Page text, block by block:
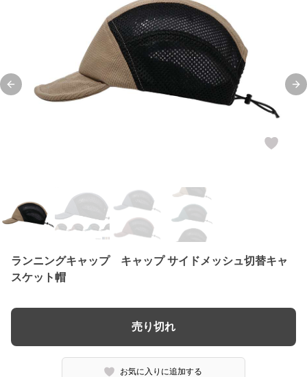
Previous slide
ランニングキャップ キャップ サイドメッシュ切替キャ
スケット帽
売り切れ
お気に入りに追加する